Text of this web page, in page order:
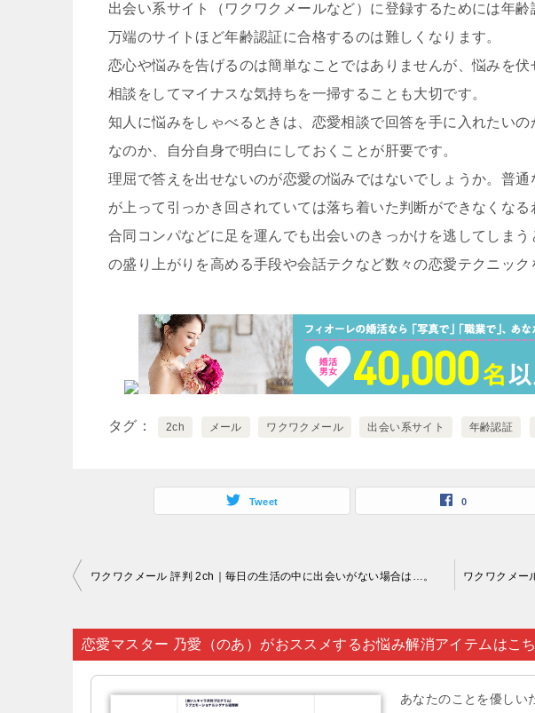
出会い系サイト（ワクワクメールなど）に登録するためには年
万端のサイトほど年齢認証に合格するのは難しくなります。
恋心や悩みを告げるのは簡単なことではありませんが、悩みを
相談をしてマイナスな気持ちを一掃することも大切です。
知人に悩みをしゃべるときは、恋愛相談で回答を手に入れたい
なのか、自分自身で明白にしておくことが肝要です。
理屈で答えを出せないのが恋愛の悩みではないでしょうか。普
が上って引っかき回されていては落ち着いた判断ができなくなる
合同コンパなどに足を運んでも出会いのきっかけを逃してしま
の盛り上がりを高める手段や会話テクなど数々の恋愛テクニック
タグ 2ch メール ワクワクメール 出会い系サイト 年齢認証
Tweet 0
投
ナ
ビ
ゲ
ワクワクメール 評判 2ch｜毎日の生活の中に出会いがない場合は…。
恋愛マスター 乃愛（のあ）がおススメするお悩み解消アイテムはこち
あなたのことを優しい